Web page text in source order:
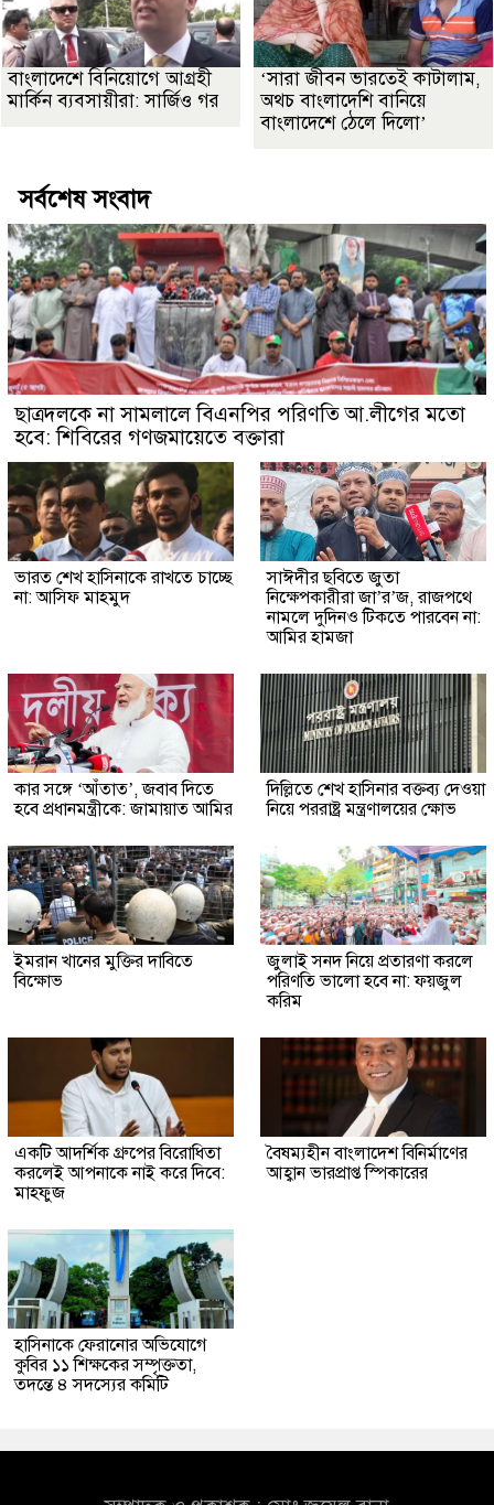
বাংলাদেশে বিনিয়োগে আগ্রহী
মার্কিন ব্যবসায়ীরা: সার্জিও গর
‘সারা জীবন ভারতেই কাটালাম,
অথচ বাংলাদেশি বানিয়ে
বাংলাদেশে ঠেলে দিলো’
সর্বশেষ সংবাদ
ছাত্রদলকে না সামলালে বিএনপির পরিণতি আ.লীগের মতো
হবে: শিবিরের গণজমায়েতে বক্তারা
ভারত শেখ হাসিনাকে রাখতে চাচ্ছে
না: আসিফ মাহমুদ
সাঈদীর ছবিতে জুতা
নিক্ষেপকারীরা জা’র’জ, রাজপথে
নামলে দুদিনও টিকতে পারবেন না:
আমির হামজা
কার সঙ্গে ‘আঁতাত’, জবাব দিতে
হবে প্রধানমন্ত্রীকে: জামায়াত আমির
দিল্লিতে শেখ হাসিনার বক্তব্য দেওয়া
নিয়ে পররাষ্ট্র মন্ত্রণালয়ের ক্ষোভ
ইমরান খানের মুক্তির দাবিতে
বিক্ষোভ
জুলাই সনদ নিয়ে প্রতারণা করলে
পরিণতি ভালো হবে না: ফয়জুল
করিম
একটি আদর্শিক গ্রুপের বিরোধিতা
করলেই আপনাকে নাই করে দিবে:
মাহফুজ
বৈষম্যহীন বাংলাদেশ বিনির্মাণের
আহ্বান ভারপ্রাপ্ত স্পিকারের
হাসিনাকে ফেরানোর অভিযোগে
কুবির ১১ শিক্ষকের সম্পৃক্ততা,
তদন্তে ৪ সদস্যের কমিটি